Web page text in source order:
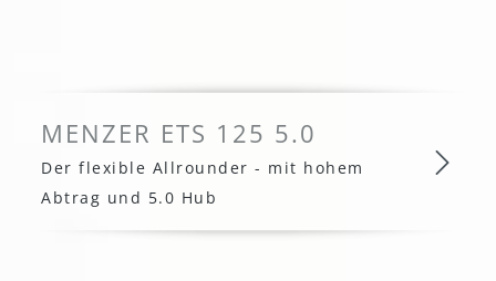
MENZER ETS 125 5.0
Der flexible Allrounder - mit hohem
Abtrag und 5.0 Hub